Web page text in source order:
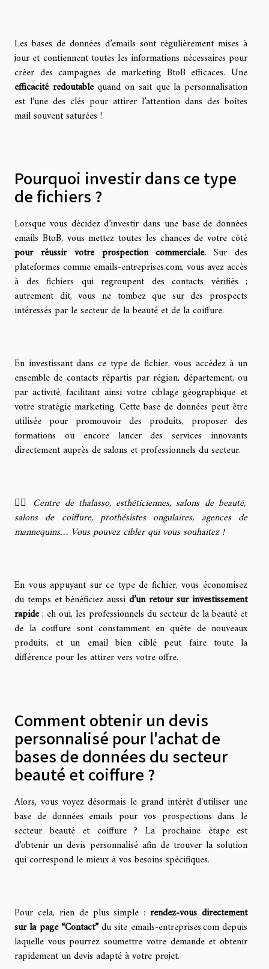
Les bases de données d’emails sont régulièrement mises à
jour et contiennent toutes les informations nécessaires pour
créer des campagnes de marketing BtoB efficaces. Une
efficacité redoutablequand on sait que la personnalisation
est l’une des clés pour attirer l’attention dans des boîtes
mail souvent saturées !
Pourquoi investir dans ce type
de fichiers ?
Lorsque vous décidez d’investir dans une base de données
emails BtoB, vous mettez toutes les chances de votre côté
pour réussir votre prospection commerciale. Sur des
plateformes comme emails-entreprises.com, vous avez accès
à des fichiers qui regroupent des contacts vérifiés ;
autrement dit, vous ne tombez que sur des prospects
intéressés par le secteur de la beauté et de la coiffure.
En investissant dans ce type de fichier, vous accédez à un
ensemble de contacts répartis par région, département, ou
par activité, facilitant ainsi votre ciblage géographique et
votre stratégie marketing. Cette base de données peut être
utilisée pour promouvoir des produits, proposer des
formations ou encore lancer des services innovants
directement auprès de salons et professionnels du secteur.
👉🏼 Centre de thalasso, esthéticiennes, salons de beauté,
salons de coiffure, prothésistes ongulaires, agences de
mannequins… Vous pouvez cibler qui vous souhaitez !
En vous appuyant sur ce type de fichier, vous économisez
du temps et bénéficiez aussi d’un retour sur investissement
rapide; eh oui, les professionnels du secteur de la beauté et
de la coiffure sont constamment en quête de nouveaux
produits, et un email bien ciblé peut faire toute la
différence pour les attirer vers votre offre.
Comment obtenir un devis
personnalisé pour l'achat de
bases de données du secteur
beauté et coiffure ?
Alors, vous voyez désormais le grand intérêt d'utiliser une
base de données emails pour vos prospections dans le
secteur beauté et coiffure ? La prochaine étape est
d’obtenir un devis personnalisé afin de trouver la solution
qui correspond le mieux à vos besoins spécifiques.
Pour cela, rien de plus simple : rendez-vous directement
sur la page “Contact”du site emails-entreprises.com depuis
laquelle vous pourrez soumettre votre demande et obtenir
rapidement un devis adapté à votre projet.